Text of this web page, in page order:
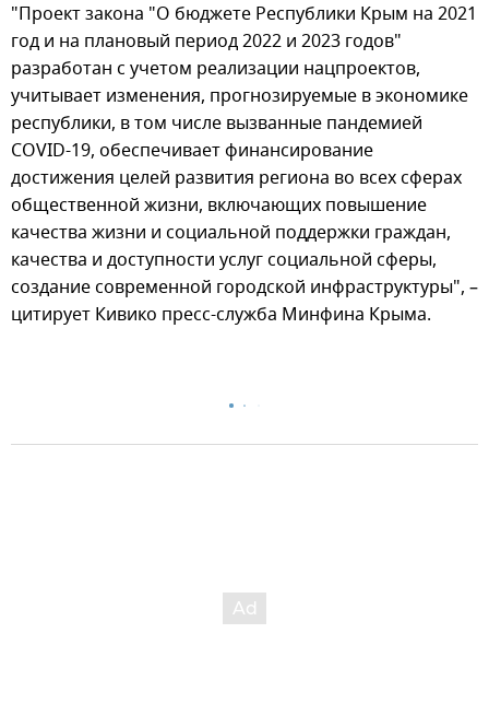
"Проект закона "О бюджете Республики Крым на 2021
год и на плановый период 2022 и 2023 годов"
разработан с учетом реализации нацпроектов,
учитывает изменения, прогнозируемые в экономике
республики, в том числе вызванные пандемией
COVID-19, обеспечивает финансирование
достижения целей развития региона во всех сферах
общественной жизни, включающих повышение
качества жизни и социальной поддержки граждан,
качества и доступности услуг социальной сферы,
создание современной городской инфраструктуры", –
цитирует Кивико пресс-служба Минфина Крыма.